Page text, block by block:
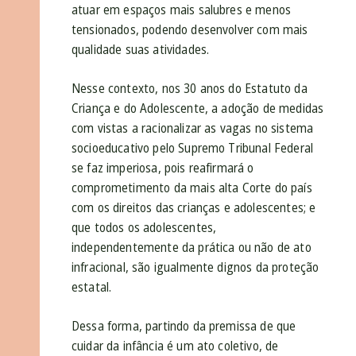
atuar em espaços mais salubres e menos
tensionados, podendo desenvolver com mais
qualidade suas atividades.
Nesse contexto, nos 30 anos do Estatuto da
Criança e do Adolescente, a adoção de medidas
com vistas a racionalizar as vagas no sistema
socioeducativo pelo Supremo Tribunal Federal
se faz imperiosa, pois reafirmará o
comprometimento da mais alta Corte do país
com os direitos das crianças e adolescentes; e
que todos os adolescentes,
independentemente da prática ou não de ato
infracional, são igualmente dignos da proteção
estatal.
Dessa forma, partindo da premissa de que
cuidar da infância é um ato coletivo, de